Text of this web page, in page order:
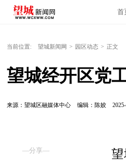
首
当前位置: 望城新闻网 > 园区动态 > 正文
望城经开区党
来源：望城区融媒体中心 编辑：陈姣
—分享—